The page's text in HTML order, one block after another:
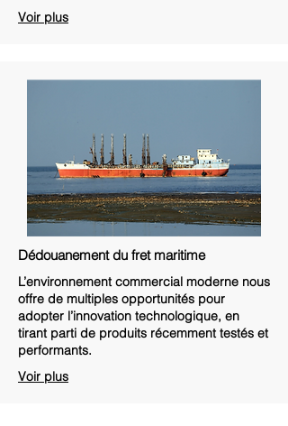
Voir plus
Dédouanement du fret maritime
L’environnement commercial moderne nous
offre de multiples opportunités pour
adopter l’innovation technologique, en
tirant parti de produits récemment testés et
performants.
Voir plus